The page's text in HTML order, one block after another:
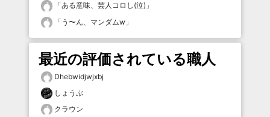
「ある意味、芸人コロし(泣) 」
「 う〜ん、マンダムw 」
最近の評価されている職人
Dhebwidjwjxbj
しょうぶ
クラウン